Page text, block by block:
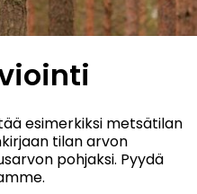
esimerkiksi metsätilan
tilan arvon
pohjaksi. Pyydä